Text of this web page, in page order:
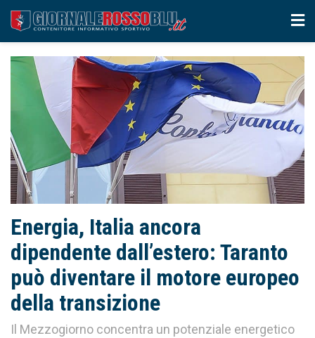
Energia, Italia ancora
dipendente dall’estero: Taranto
può diventare il motore europeo
della transizione
Il Mezzogiorno concentra un potenziale energetico